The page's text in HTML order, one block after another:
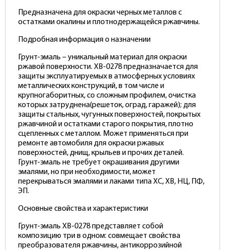
Предназначена для окраски черных металлов с
остатками окалины и плотнодержащейся ржавчины.
Подробная информация о назначении
Грунт-эмаль – уникальный материал для окраски
ржавой поверхности. ХВ-0278 предназначается для
защиты эксплуатируемых в атмосферных условиях
металлических конструкций, в том числе и
крупногаборитных, со сложным профилем, очистка
которых затруднена(решеток, оград, гаражей); для
защиты стальных, чугунных поверхностей, покрытых
ржавчиной и остатками старого покрытия, плотно
сцепленных с металлом. Может применяться при
ремонте автомобиля для окраски ржавых
поверхностей, днищ, крыльев и прочих деталей.
Грунт-эмаль не требует окрашивания другими
эмалями, но при необходимости, может
перекрываться эмалями и лаками типа ХС, ХВ, НЦ, ПФ,
ЭП.
Основные свойства и характеристики
Грунт-эмаль ХВ-0278 представляет собой
композицию три в одном: совмещает свойства
преобразователя ржавчины, антикоррозийной